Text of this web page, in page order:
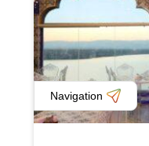
Navigation